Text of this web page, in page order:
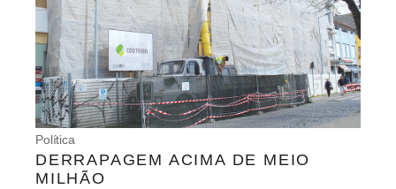
Política
DERRAPAGEM ACIMA DE MEIO
MILHÃO